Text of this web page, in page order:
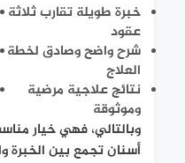
خبرة طويلة تقارب ثلاثة
عقود
شرح واضح وصادق لخطة
العلاج
نتائج علاجية مرضية
وموثوقة
وبالتالي، فهي خيار
أسنان تجمع بين الخبرة